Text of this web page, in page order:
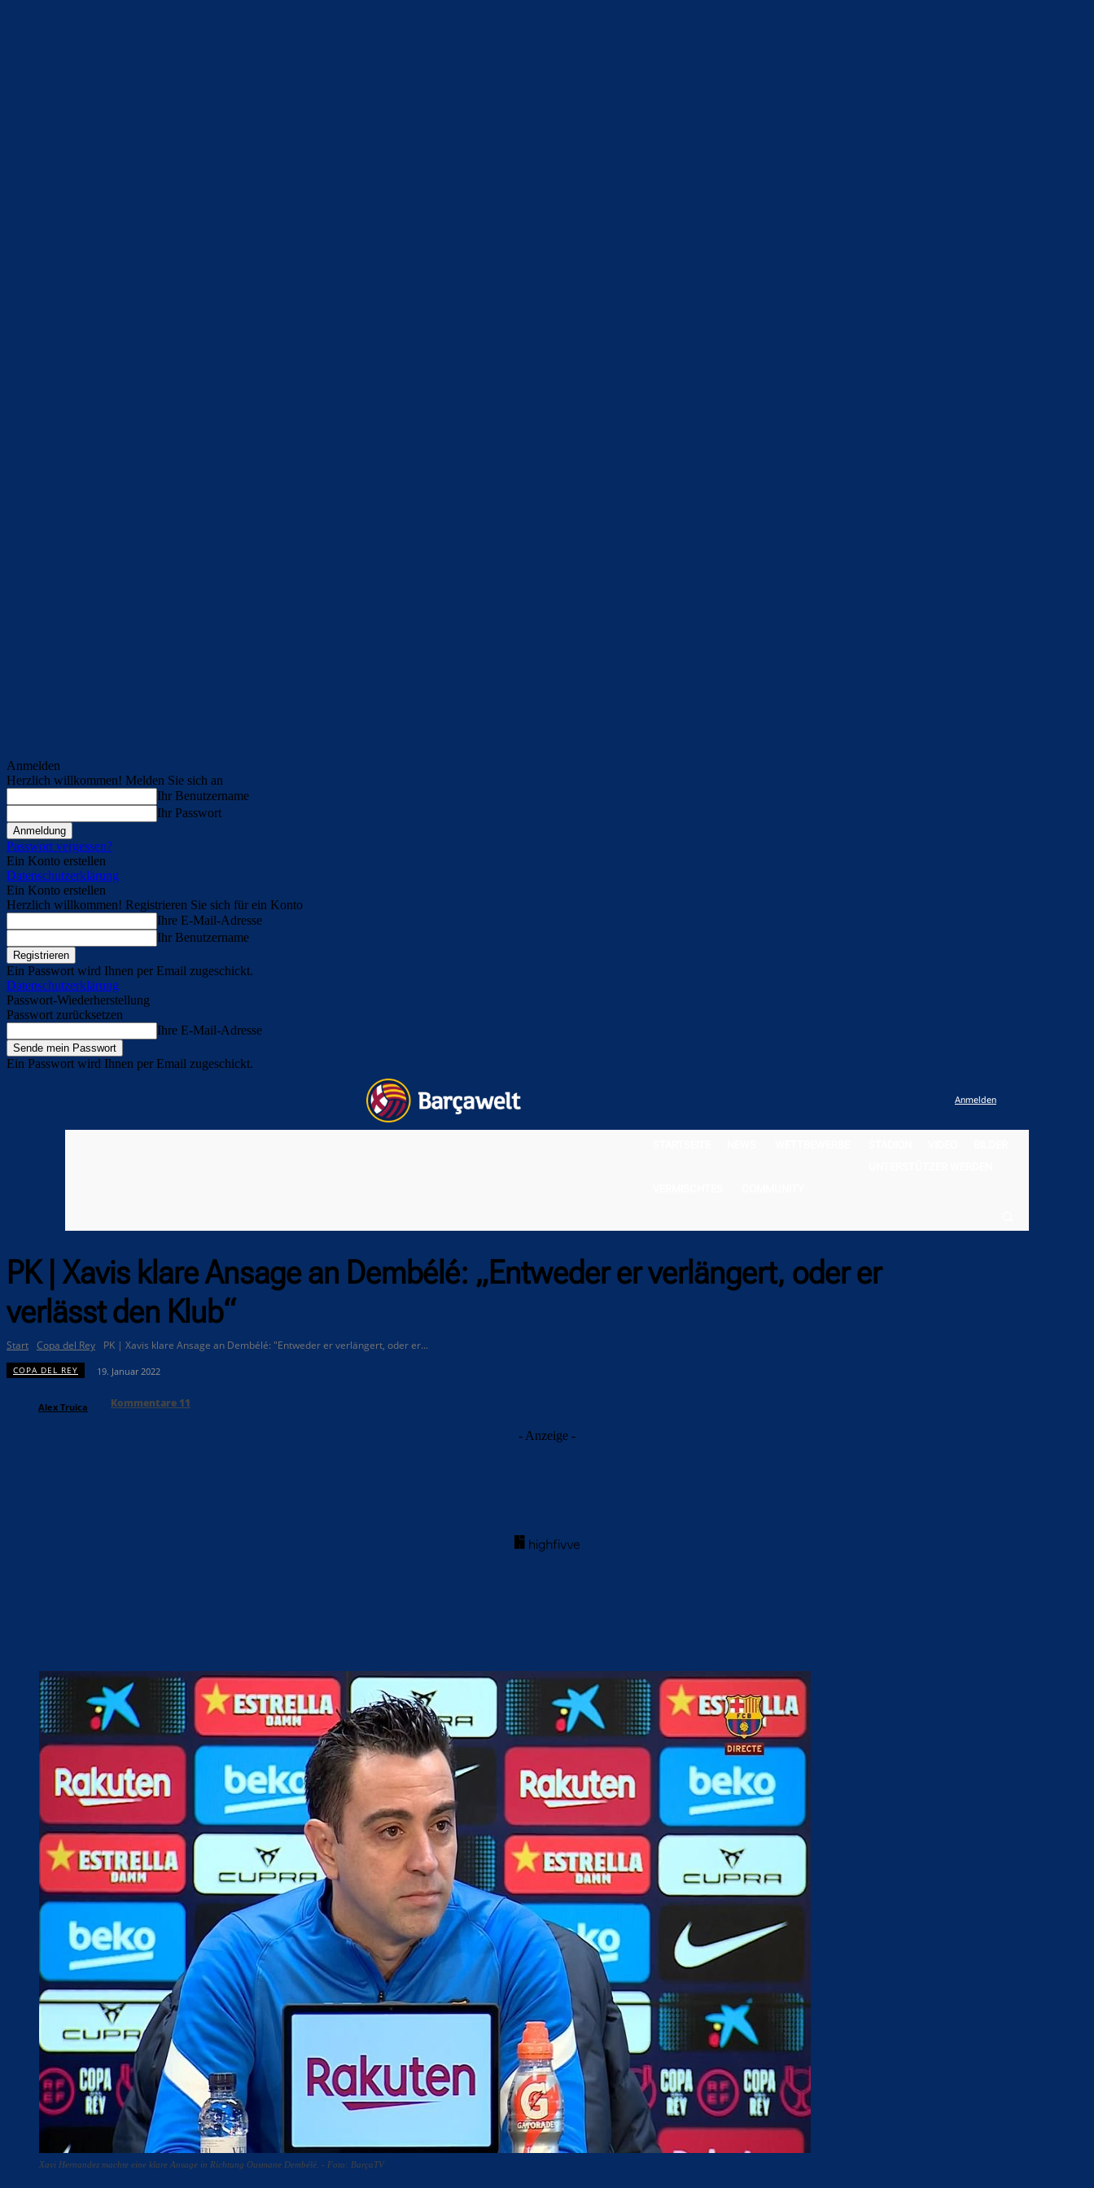
Anmelden
Herzlich willkommen! Melden Sie sich an
Ihr Benutzername
Ihr Passwort
Passwort vergessen?
Ein Konto erstellen
Datenschutzerklärung
Ein Konto erstellen
Herzlich willkommen! Registrieren Sie sich für ein Konto
Ihre E-Mail-Adresse
Ihr Benutzername
Ein Passwort wird Ihnen per Email zugeschickt.
Datenschutzerklärung
Passwort-Wiederherstellung
Passwort zurücksetzen
Ihre E-Mail-Adresse
Ein Passwort wird Ihnen per Email zugeschickt.
Anmelden
PK | Xavis klare Ansage an Dembélé: „Entweder er verlängert, oder er
verlässt den Klub“
Start Copa del Rey PK | Xavis klare Ansage an Dembélé: "Entweder er verlängert, oder er...
COPA DEL REY 19. Januar 2022
Alex Truica Kommentare 11
- Anzeige -
Xavi Hernandez machte eine klare Ansage in Richtung Ousmane Dembélé. - Foto: BarçaTV